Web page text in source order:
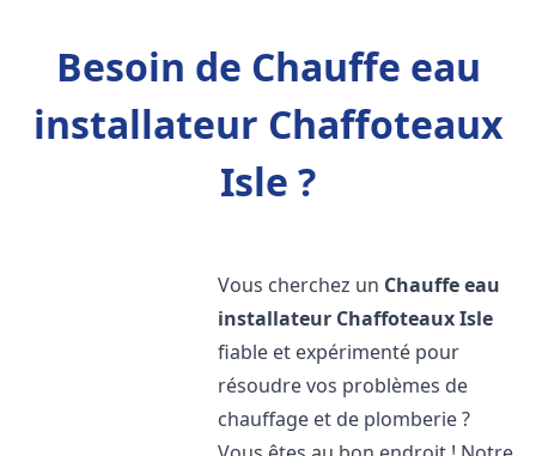
Besoin de Chauffe eau
installateur Chaffoteaux
Isle ?
Vous cherchez un Chauffe eau
installateur ChaffoteauxIsle
fiable et expérimenté pour
résoudre vos problèmes de
chauffage et de plomberie ?